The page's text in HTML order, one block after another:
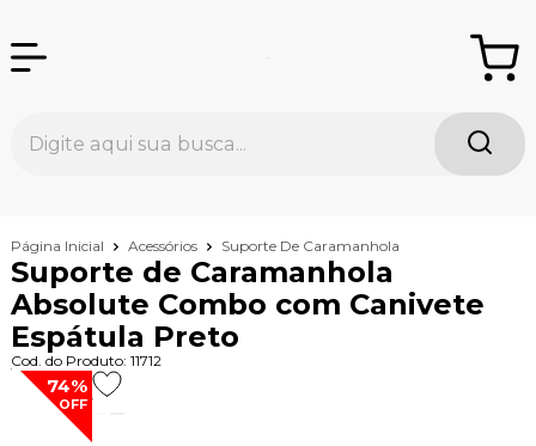
Página Inicial Acessórios Suporte De Caramanhola
Suporte de Caramanhola
Absolute Combo com Canivete
Espátula Preto
Cod. do Produto: 11712
74%
OFF